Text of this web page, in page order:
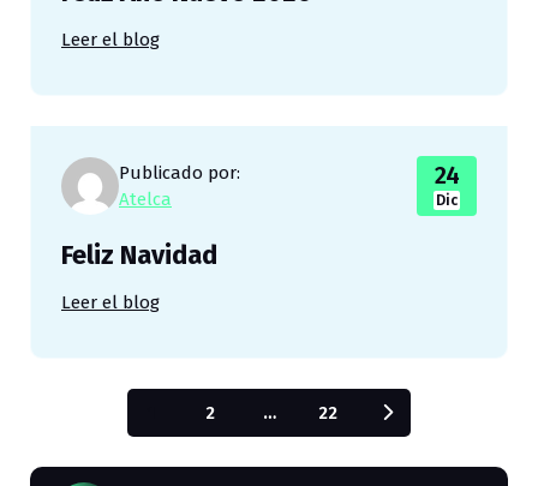
Leer el blog
Publicado por:
Atelca
24
Dic
Feliz Navidad
Leer el blog
N
a
2 … 22